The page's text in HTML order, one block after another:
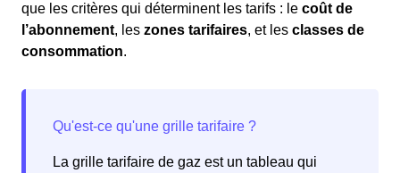
que les critères qui déterminent les tarifs : le coût de
l’abonnement, les zones tarifaires, et les classes de
consommation.
La grille tarifaire de gaz est un tableau qui